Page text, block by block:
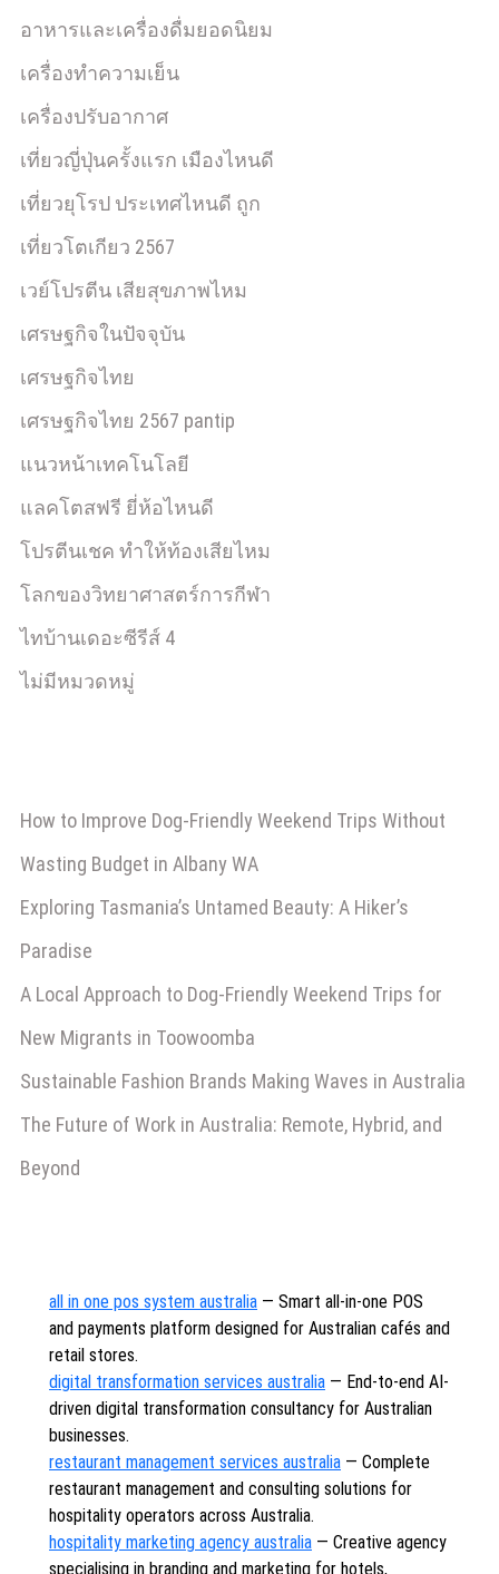
อาหารและเครื่องดื่มยอดนิยม
เครื่องทำความเย็น
เครื่องปรับอากาศ
เที่ยวญี่ปุ่นครั้งแรก เมืองไหนดี
เที่ยวยุโรป ประเทศไหนดี ถูก
เที่ยวโตเกียว 2567
เวย์โปรตีน เสียสุขภาพไหม
เศรษฐกิจในปัจจุบัน
เศรษฐกิจไทย
เศรษฐกิจไทย 2567 pantip
แนวหน้าเทคโนโลยี
แลคโตสฟรี ยี่ห้อไหนดี
โปรตีนเชค ทำให้ท้องเสียไหม
โลกของวิทยาศาสตร์การกีฬา
ไทบ้านเดอะซีรีส์ 4
ไม่มีหมวดหมู่
How to Improve Dog-Friendly Weekend Trips Without
Wasting Budget in Albany WA
Exploring Tasmania’s Untamed Beauty: A Hiker’s
Paradise
A Local Approach to Dog-Friendly Weekend Trips for
New Migrants in Toowoomba
Sustainable Fashion Brands Making Waves in Australia
The Future of Work in Australia: Remote, Hybrid, and
Beyond
all in one pos system australia — Smart all-in-one POS
and payments platform designed for Australian cafés and
retail stores.
digital transformation services australia — End-to-end AI-
driven digital transformation consultancy for Australian
businesses.
restaurant management services australia — Complete
restaurant management and consulting solutions for
hospitality operators across Australia.
hospitality marketing agency australia — Creative agency
specialising in branding and marketing for hotels,